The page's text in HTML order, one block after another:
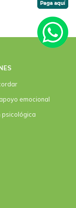
emocional
psicológica